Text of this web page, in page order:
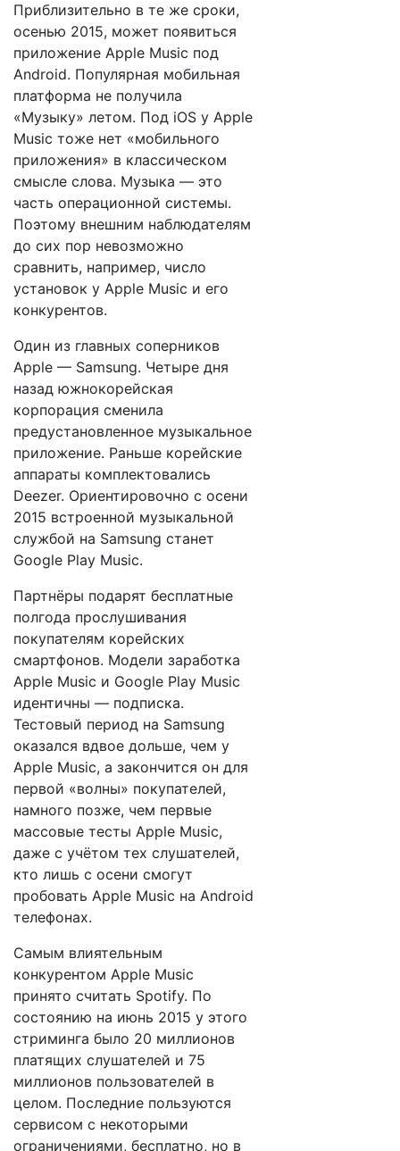
Приблизительно в те же сроки,
осенью 2015, может появиться
приложение Apple Music под
Android. Популярная мобильная
платформа не получила
«Музыку» летом. Под iOS у Apple
Music тоже нет «мобильного
приложения» в классическом
смысле слова. Музыка — это
часть операционной системы.
Поэтому внешним наблюдателям
до сих пор невозможно
сравнить, например, число
установок у Apple Music и его
конкурентов.
Один из главных соперников
Apple — Samsung. Четыре дня
назад южнокорейская
корпорация сменила
предустановленное музыкальное
приложение. Раньше корейские
аппараты комплектовались
Deezer. Ориентировочно с осени
2015 встроенной музыкальной
службой на Samsung станет
Google Play Music.
Партнёры подарят бесплатные
полгода прослушивания
покупателям корейских
смартфонов. Модели заработка
Apple Music и Google Play Music
идентичны — подписка.
Тестовый период на Samsung
оказался вдвое дольше, чем у
Apple Music, а закончится он для
первой «волны» покупателей,
намного позже, чем первые
массовые тесты Apple Music,
даже с учётом тех слушателей,
кто лишь с осени смогут
пробовать Apple Music на Android
телефонах.
Самым влиятельным
конкурентом Apple Music
принято считать Spotify. По
состоянию на июнь 2015 у этого
стриминга было 20 миллионов
платящих слушателей и 75
миллионов пользователей в
целом. Последние пользуются
сервисом с некоторыми
ограничениями, бесплатно, но в